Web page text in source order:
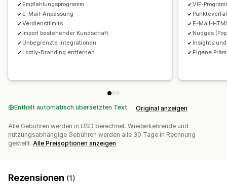
Empfehlungsprogramm
E-Mail-Anpassung
Verdienstlimits
Import bestehender Kundschaft
Unbegrenzte Integrationen
Lootly-Branding entfernen
VIP-
E-Mail-
Nudges
Insights
Eigene
Enthält automatisch übersetzten Text Original anzeigen
Alle Gebühren werden in USD berechnet. Wiederkehrende und
nutzungsabhängige Gebühren werden alle 30 Tage in Rechnung
gestellt. Alle Preisoptionen anzeigen
Rezensionen (1)